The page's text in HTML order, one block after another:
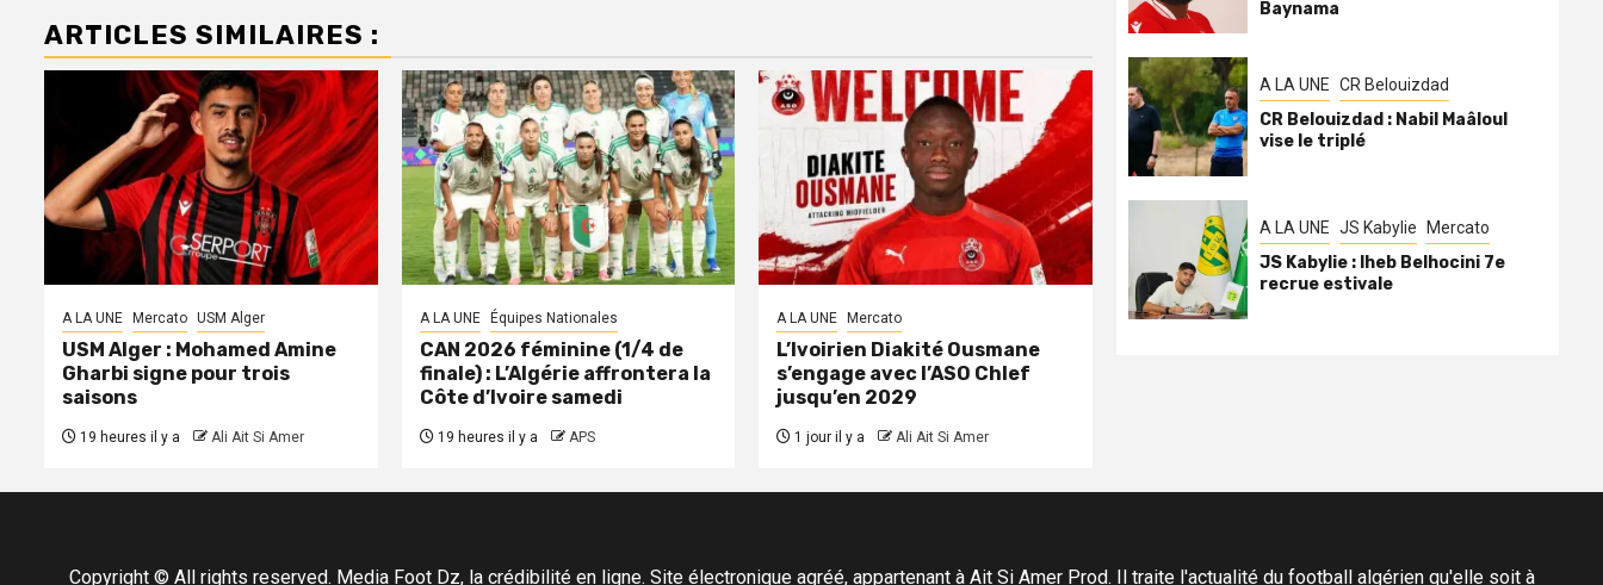
ARTICLES SIMILAIRES :
A LA UNE Mercato USM Alger
USM Alger : Mohamed Amine
Gharbi signe pour trois
saisons
19 heures il y a Ali Ait Si Amer
A LA UNE Équipes Nationales
CAN 2026 féminine (1/4 de
finale) : L’Algérie affrontera la
Côte d’Ivoire samedi
19 heures il y a APS
A LA UNE Mercato
L’Ivoirien Diakité Ousmane
s’engage avec l’ASO Chlef
jusqu’en 2029
1 jour il y a Ali Ait Si Amer
Baynama
A LA UNE CR Belouizdad
CR Belouizdad : Nabil Maâloul
vise le triplé
A LA UNE JS Kabylie Mercato
JS Kabylie : Iheb Belhocini 7e
recrue estivale
Copyright © All rights reserved. Media Foot Dz, la crédibilité en ligne. Site électronique agréé, appartenant à Ait Si Amer Prod. Il traite l'actualité du football algérien qu'elle soit à